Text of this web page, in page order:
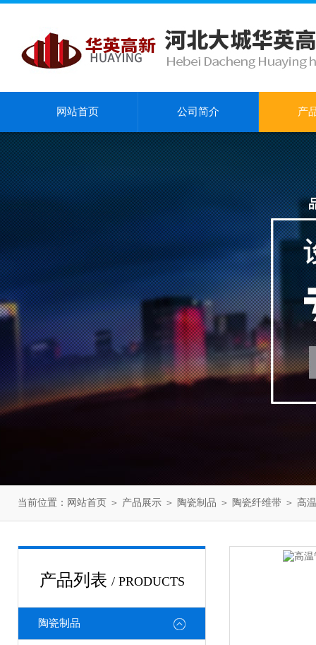
网站首页 公司简介 产
当前位置： 网站首页 ＞ 产品展示 ＞ 陶瓷制品 ＞ 陶瓷纤维带 ＞ 高
产品列表 / PRODUCTS
陶瓷制品